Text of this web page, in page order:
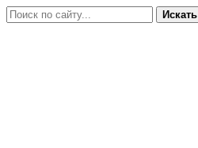
Искать